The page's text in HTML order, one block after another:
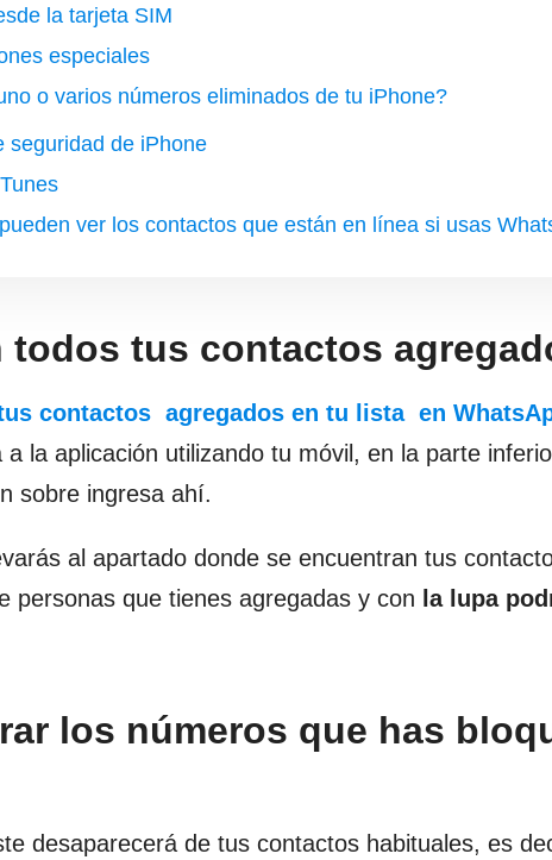
la tarjeta SIM
especiales
o varios números eliminados de tu iPhone?
seguridad de iPhone
ver los contactos que están en línea si usas
todos tus contactos
contactos agregados en tu lista en
la aplicación utilizando tu móvil, en la parte
sobre ingresa ahí.
al apartado donde se encuentran tus
personas que tienes agregadas y con la lupa
los números que has
desaparecerá de tus contactos habituales, es